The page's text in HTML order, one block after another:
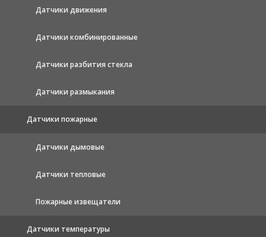
Датчики движения
Датчики комбинированные
Датчики разбития стекла
Датчики размыкания
Датчики пожарные
Датчики дымовые
Датчики тепловые
Пожарные извещатели
Датчики температуры